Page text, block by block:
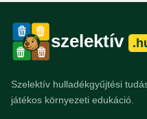
szelektív
Szelektív hulladékgyűjtési
játékos környezeti edukáció.